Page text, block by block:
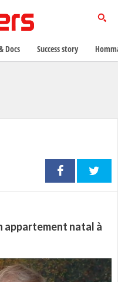
appartement natal à
Docs Success story